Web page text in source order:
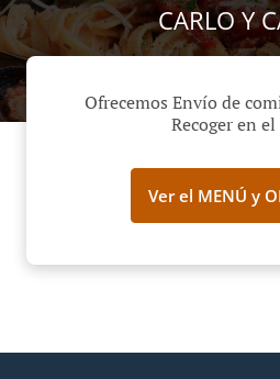
CARLO Y
Ofrecemos Envío de
Recoger en
Ver el MENÚ y